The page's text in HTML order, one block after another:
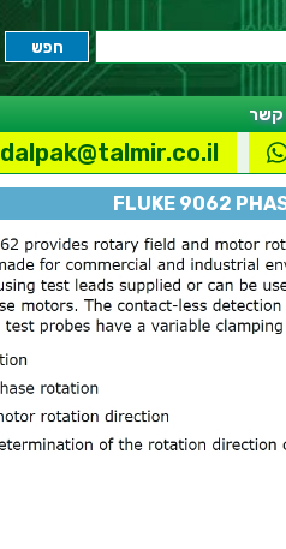
קשר
dalpak@talmir.co.il
FLUKE 9062